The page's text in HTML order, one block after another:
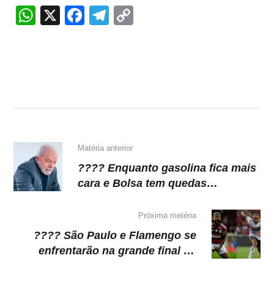
W
p
X
F
o
k
T
m n
Matéria anterior
???? Enquanto gasolina fica mais
cara e Bolsa tem quedas
Bolsonaro da boca
Próxima metéria
???? São Paulo e Flamengo se
enfrentarão na grande final da